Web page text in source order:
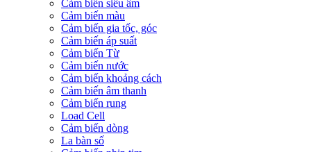
Cảm biến siêu âm
Cảm biến màu
Cảm biến gia tốc, góc
Cảm biến áp suất
Cảm biến Từ
Cảm biến nước
Cảm biến khoảng cách
Cảm biến âm thanh
Cảm biến rung
Load Cell
Cảm biến dòng
La bàn số